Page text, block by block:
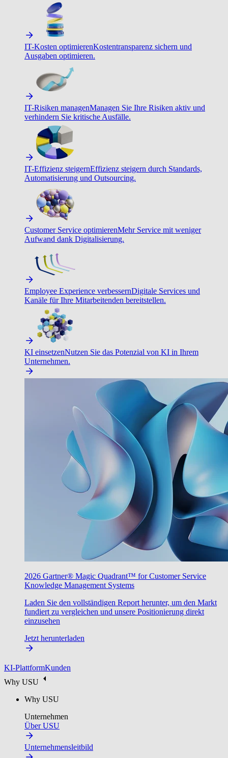
IT-Kosten optimierenKostentransparenz sichern und
Ausgaben optimieren.
IT-Risiken managenManagen Sie Ihre Risiken aktiv und
verhindern Sie kritische Ausfälle.
IT-Effizienz steigernEffizienz steigern durch Standards,
Automatisierung und Outsourcing.
Customer Service optimierenMehr Service mit weniger
Aufwand dank Digitalisierung.
Employee Experience verbessernDigitale Services und
Kanäle für Ihre Mitarbeitenden bereitstellen.
KI einsetzenNutzen Sie das Potenzial von KI in Ihrem
Unternehmen.
2026 Gartner® Magic Quadrant™ for Customer Service
Knowledge Management Systems
Laden Sie den vollständigen Report herunter, um den Markt
fundiert zu vergleichen und unsere Positionierung direkt
einzusehen
Jetzt herunterladen
KI-PlattformKunden
Why USU
Why USU
Unternehmen
Über USU
Unternehmensleitbild